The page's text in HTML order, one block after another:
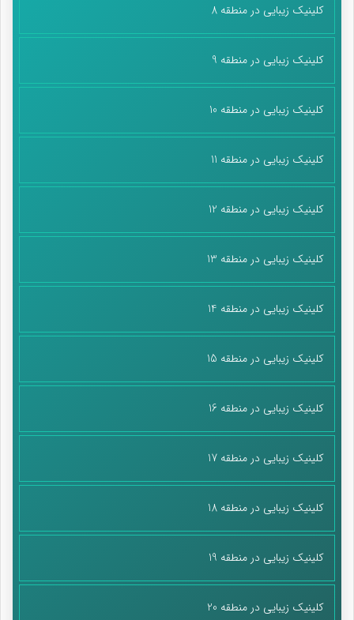
کلینیک زیبایی در منطقه 8
کلینیک زیبایی در منطقه 9
کلینیک زیبایی در منطقه 10
کلینیک زیبایی در منطقه 11
کلینیک زیبایی در منطقه 12
کلینیک زیبایی در منطقه 13
کلینیک زیبایی در منطقه 14
کلینیک زیبایی در منطقه 15
کلینیک زیبایی در منطقه 16
کلینیک زیبایی در منطقه 17
کلینیک زیبایی در منطقه 18
کلینیک زیبایی در منطقه 19
کلینیک زیبایی در منطقه 20